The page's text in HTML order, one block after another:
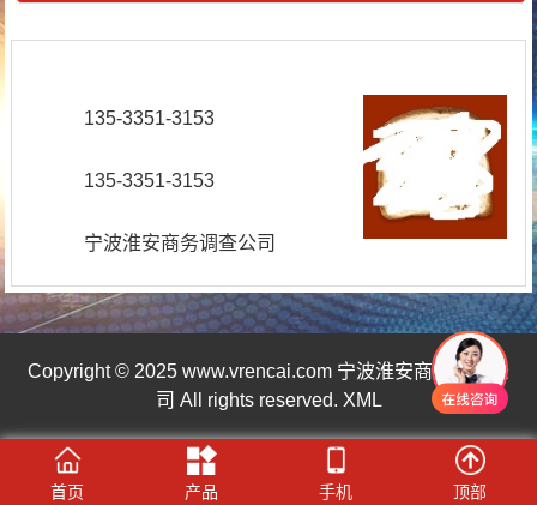
135-3351-3153
135-3351-3153
宁波淮安商务调查公司
Copyright © 2025 www.vrencai.com 宁波淮安商务调查公
司 All rights reserved. XML
首页 产品 手机 顶部